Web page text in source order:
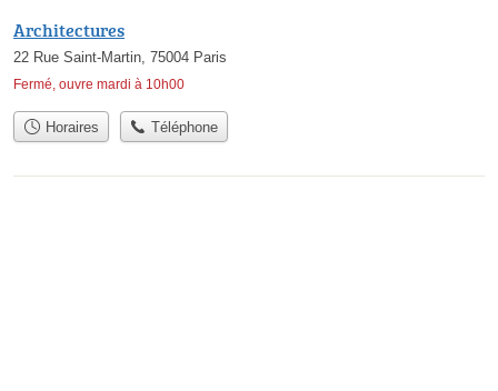
Architectures
22 Rue Saint-Martin, 75004 Paris
Fermé, ouvre mardi à 10h00
Horaires Téléphone